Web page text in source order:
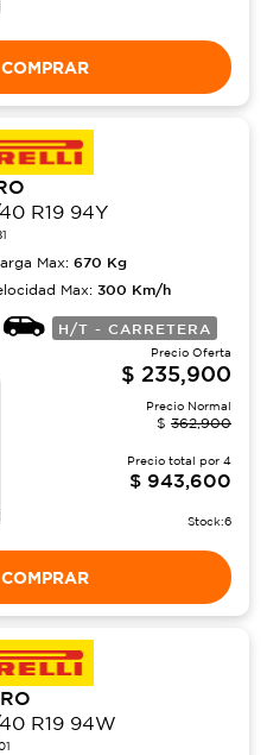
COMPRAR
R19 94Y
Max: 670 Kg
Max: 300 Km/h
H/T - CARRETERA
Precio Oferta
$ 235,900
Precio Normal
$ 362,900
Precio total por 4
$ 943,600
Stock:6
COMPRAR
R19 94W